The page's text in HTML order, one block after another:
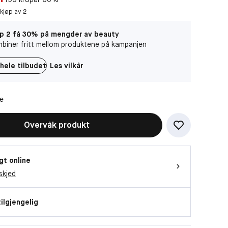
av 2
2 få 30% på mengder av beauty
fritt mellom produktene på kampanjen
tilbudet Les vilkår
Overvåk produkt
online